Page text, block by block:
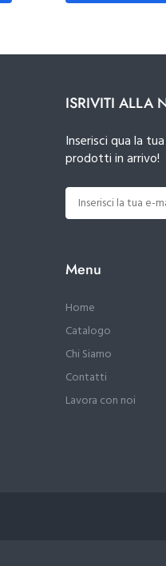
ISRIVITI ALLA
Inserisci qua la
prodotti in arrivo!
Menu
Home
Catalogo
Chi Siamo
Contatti
Lavora con noi